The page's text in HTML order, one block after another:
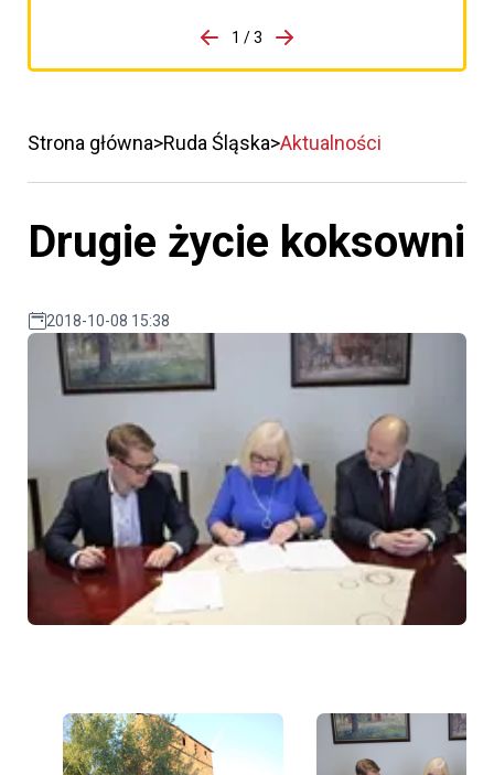
porzpedniego komunikatu
1 / 3
Przejdź do następnego
Strona główna Ruda Śląska Aktualności
Drugie życie koksowni
2018-10-08 15:38